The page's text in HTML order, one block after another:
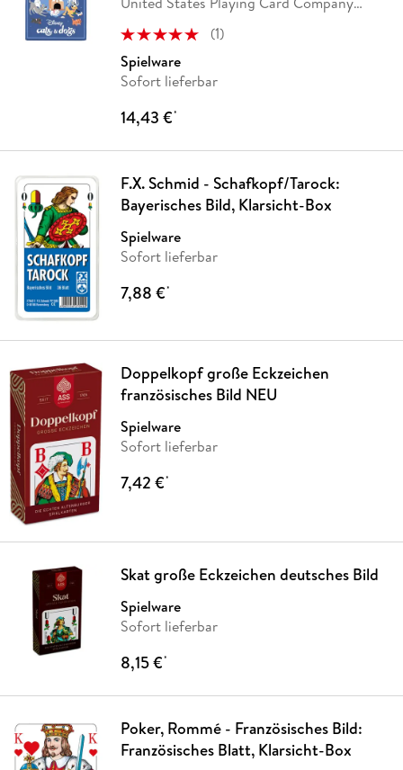
(1)
Spielware
Sofort lieferbar
14,43 €*
F.X. Schmid - Schafkopf/Tarock:
Bayerisches Bild, Klarsicht-Box
Spielware
Sofort lieferbar
7,88 €*
Doppelkopf große Eckzeichen
französisches Bild NEU
Spielware
Sofort lieferbar
7,42 €*
Skat große Eckzeichen deutsches Bild
Spielware
Sofort lieferbar
8,15 €*
Poker, Rommé - Französisches Bild:
Französisches Blatt, Klarsicht-Box